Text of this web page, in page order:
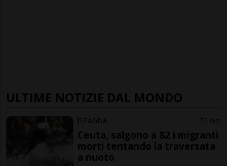
ULTIME NOTIZIE DAL MONDO
SPAGNA 2 ore
Ceuta, salgono a 82 i migranti
morti tentando la traversata
a nuoto